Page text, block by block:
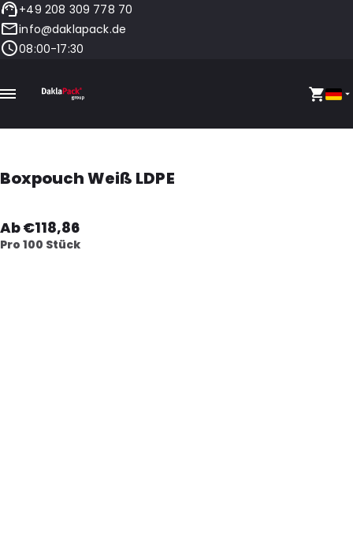
+49 208 309 778 70
info@daklapack.de
08:00-17:30
Boxpouch Weiß LDPE
Ab €118,86
Pro 100 Stück